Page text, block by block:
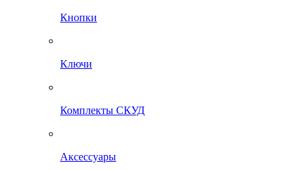
Кнопки
Ключи
Комплекты СКУД
Аксессуары